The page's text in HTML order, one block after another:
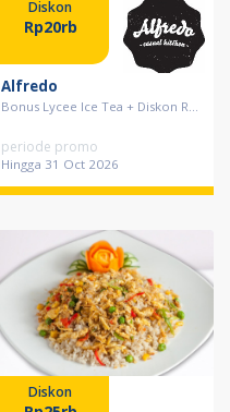
Diskon
Rp20rb
Alfredo
Bonus Lycee Ice Tea + Diskon R...
periode promo
Hingga 31 Oct 2026
Diskon